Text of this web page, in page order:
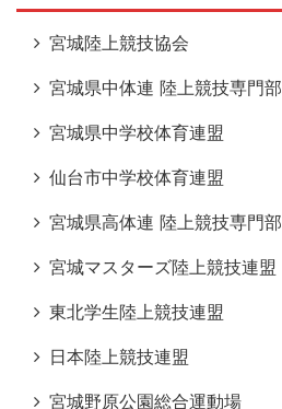
宮城陸上競技協会
宮城県中体連 陸上競技専門部
宮城県中学校体育連盟
仙台市中学校体育連盟
宮城県高体連 陸上競技専門部
宮城マスターズ陸上競技連盟
東北学生陸上競技連盟
日本陸上競技連盟
宮城野原公園総合運動場